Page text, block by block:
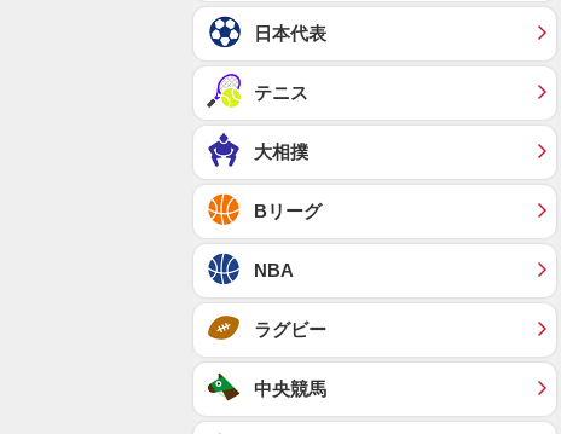
日本代表
テニス
大相撲
Bリーグ
NBA
ラグビー
中央競馬